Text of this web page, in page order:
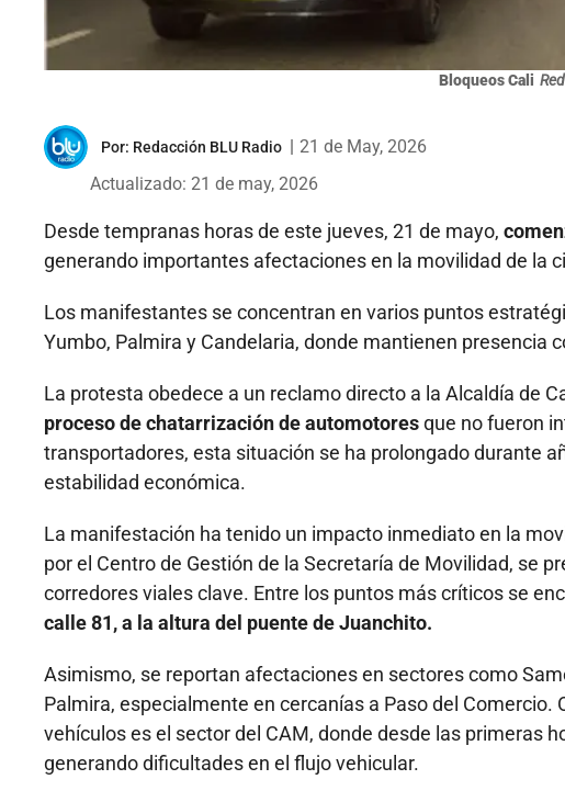
Bloqueos Cali
Por: Redacción BLU Radio
21 de May, 2026
Actualizado: 21 de may, 2026
Desde tempranas horas de este jueves, 21 de mayo,
generando importantes afectaciones en la movilidad de la
Los manifestantes se concentran en varios puntos
Yumbo, Palmira y Candelaria, donde mantienen presencia
La protesta obedece a un reclamo directo a la Alcaldía de
proceso de chatarrización de automotoresque no fueron
transportadores, esta situación se ha prolongado durante
estabilidad económica.
La manifestación ha tenido un impacto inmediato en la
por el Centro de Gestión de la Secretaría de Movilidad, se
corredores viales clave. Entre los puntos más críticos se
calle 81, a la altura del puente de Juanchito.
Asimismo, se reportan afectaciones en sectores como
Palmira, especialmente en cercanías a Paso del
vehículos es el sector del CAM, donde desde las primeras
generando dificultades en el flujo vehicular.